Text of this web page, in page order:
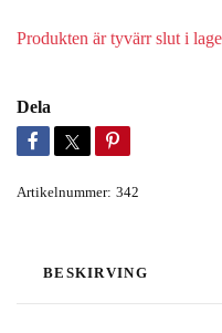
Produkten är tyvärr slut i
Dela
Artikelnummer: 342
BESKIRVING